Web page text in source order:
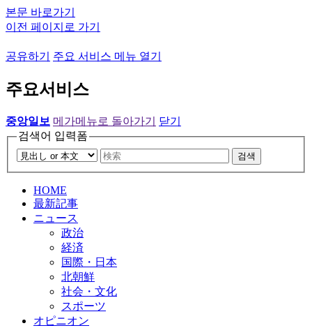
본문 바로가기
이전 페이지로 가기
공유하기 주요 서비스 메뉴 열기
주요서비스
중앙일보 메가메뉴로 돌아가기
닫기
검색어 입력폼
검색
HOME
最新記事
ニュース
政治
経済
国際・日本
北朝鮮
社会・文化
スポーツ
オピニオン